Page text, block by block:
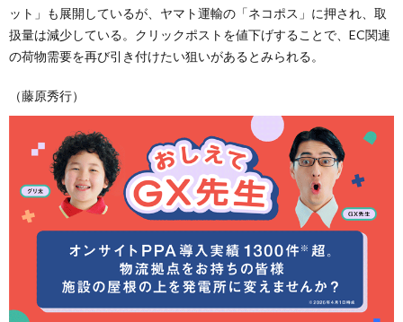
ット」も展開しているが、ヤマト運輸の「ネコポス」に押され、取
扱量は減少している。クリックポストを値下げすることで、EC関連
の荷物需要を再び引き付けたい狙いがあるとみられる。
（藤原秀行）